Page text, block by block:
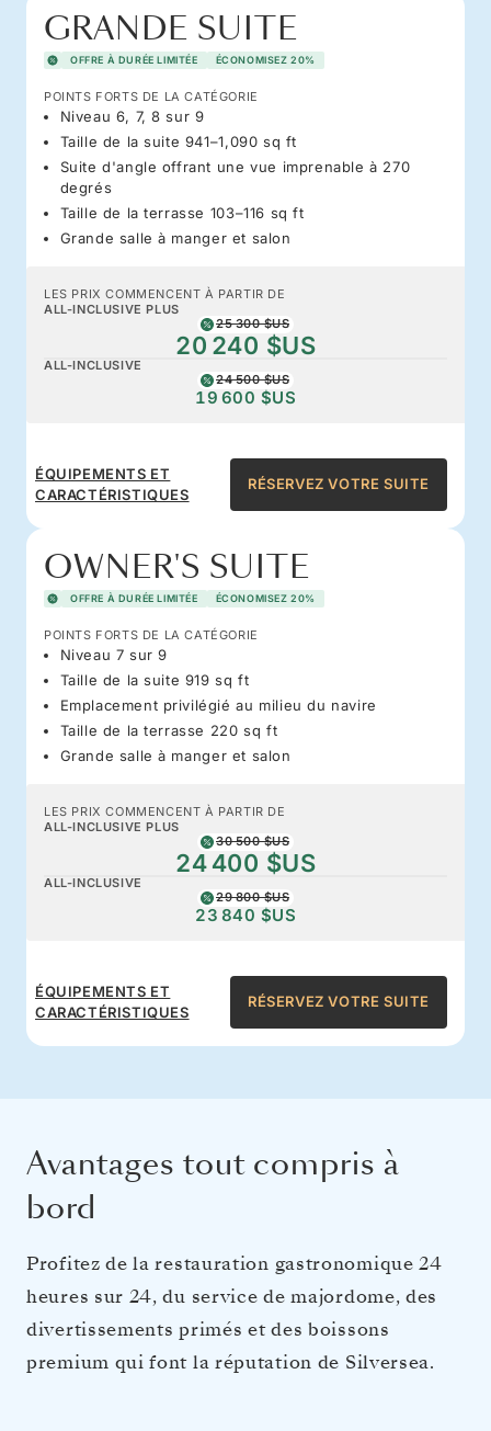
GRANDE SUITE
OFFRE À DURÉE LIMITÉE ÉCONOMISEZ 20%
POINTS FORTS DE LA CATÉGORIE
Niveau 6, 7, 8 sur 9
Taille de la suite 941–1,090 sq ft
Suite d'angle offrant une vue imprenable à 270
degrés
Taille de la terrasse 103–116 sq ft
Grande salle à manger et salon
LES PRIX COMMENCENT À PARTIR DE
ALL-INCLUSIVE PLUS
25 300 $US
20 240 $US
ALL-INCLUSIVE
24 500 $US
19 600 $US
ÉQUIPEMENTS ET
CARACTÉRISTIQUES
RÉSERVEZ VOTRE SUITE
OWNER'S SUITE
OFFRE À DURÉE LIMITÉE ÉCONOMISEZ 20%
POINTS FORTS DE LA CATÉGORIE
Niveau 7 sur 9
Taille de la suite 919 sq ft
Emplacement privilégié au milieu du navire
Taille de la terrasse 220 sq ft
Grande salle à manger et salon
LES PRIX COMMENCENT À PARTIR DE
ALL-INCLUSIVE PLUS
30 500 $US
24 400 $US
ALL-INCLUSIVE
29 800 $US
23 840 $US
ÉQUIPEMENTS ET
CARACTÉRISTIQUES
RÉSERVEZ VOTRE SUITE
Avantages tout compris à
bord
Profitez de la restauration gastronomique 24
heures sur 24, du service de majordome, des
divertissements primés et des boissons
premium qui font la réputation de Silversea.